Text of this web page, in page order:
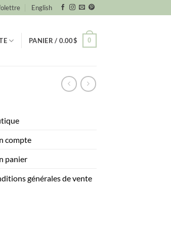
English
PANIER / 0.00$ 0
compte
panier
générales de vente